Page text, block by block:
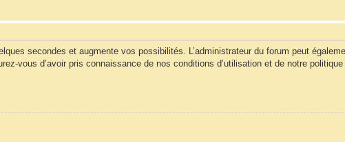
secondes et augmente vos possibilités. L’administrateur du forum peut
vous d’avoir pris connaissance de nos conditions d’utilisation et de notre